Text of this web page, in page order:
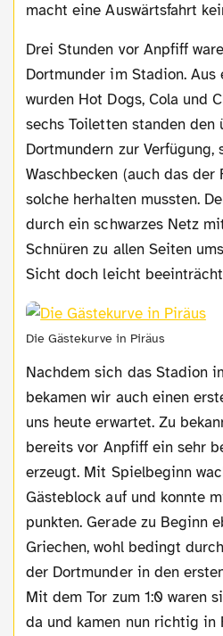
macht eine Auswärtsfahrt
Drei Stunden vor Anpfiff waren nun fast alle
Dortmunder im Stadion. Aus
wurden Hot Dogs, Cola und
sechs Toiletten standen den
Dortmundern zur
Waschbecken (auch das der
solche herhalten mussten.
durch ein schwarzes Netz
Schnüren zu allen Seiten
Sicht doch leicht
Die Gästekurve in Piräus
Nachdem sich das Stadion immer mehr füllte,
bekamen wir auch einen
uns heute erwartet. Zu
bereits vor Anpfiff ein sehr
erzeugt. Mit Spielbeginn
Gästeblock auf und konnte
punkten. Gerade zu Beginn
Griechen, wohl bedingt
der Dortmunder in den
Mit dem Tor zum 1:0 waren
da und kamen nun richtig in